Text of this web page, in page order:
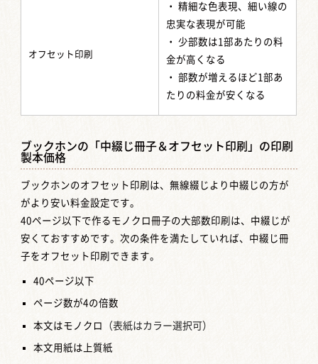
オフセット印刷
・
精細な色表現、細い線の
忠実な表現が可能
・ 少部数は1部あたりの料
金が高くなる
・ 部数が増えるほど1部あ
たりの料金が安くなる
ブックホンの「中綴じ冊子＆オフセット印刷」の印刷
製本価格
ブックホンのオフセット印刷は、無線綴じより中綴じの方が
がより安い料金設定です。
40ページ以下で作るモノクロ冊子の大部数印刷は、中綴じが
安くておすすめです。次の条件を満たしていれば、中綴じ冊
子をオフセット印刷できます。
40ページ以下
ページ数が4の倍数
本文はモノクロ （表紙はカラー選択可）
本文用紙は上質紙